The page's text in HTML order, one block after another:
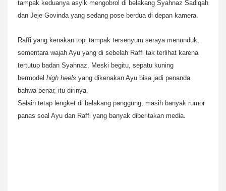
tampak keduanya asyik mengobrol di belakang Syahnaz Sadiqah
dan Jeje Govinda yang sedang pose berdua di depan kamera.
Raffi yang kenakan topi tampak tersenyum seraya menunduk,
sementara wajah Ayu yang di sebelah Raffi tak terlihat karena
tertutup badan Syahnaz. Meski begitu, sepatu kuning
bermodel high heels yang dikenakan Ayu bisa jadi penanda
bahwa benar, itu dirinya.
Selain tetap lengket di belakang panggung, masih banyak rumor
panas soal Ayu dan Raffi yang banyak diberitakan media.